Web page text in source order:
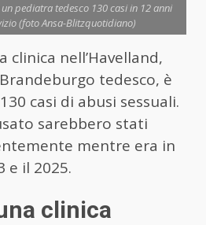
pediatra tedesco 130 casi in 12 anni
(foto Ansa-Blitzquotidiano)
clinica nell’Havelland,
tedesco, è
casi di abusi sessuali.
sarebbero stati
mentre era in
e il 2025.
clinica